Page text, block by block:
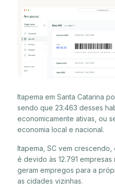
Itapema em Santa Catarina
sendo que 23.463 desses
economicamente ativas, ou
economia local e nacional.
Itapema, SC vem
é devido às 12.791
geram empregos para a
as cidades vizinhas.